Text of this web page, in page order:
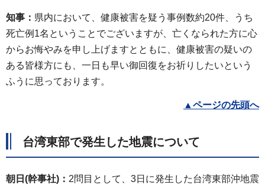
知事： 県内において、健康被害を疑う事例数約20件、うち
死亡例1名ということでございますが、亡くなられた方に心
からお悔やみを申し上げますとともに、健康被害の疑いの
ある皆様方にも、一日も早い御回復をお祈りしたいという
ふうに思っております。
▲ ページの先頭へ
台湾東部で発生した地震について
朝日(幹事社)： 2問目として、3日に発生した台湾東部沖地震